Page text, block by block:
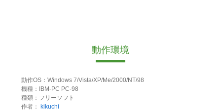
動作環境
動作OS：Windows 7/Vista/XP/Me/2000/NT/98
機種：IBM-PC PC-98
種類：フリーソフト
作者：
kikuchi